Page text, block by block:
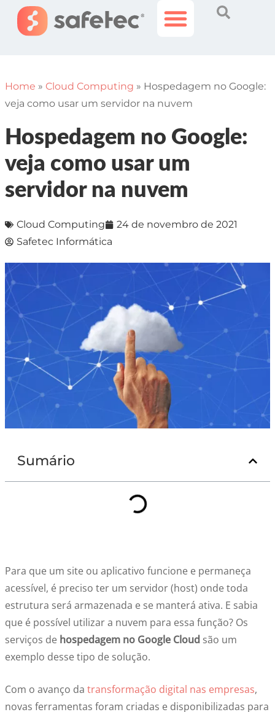
Home » Cloud Computing » Hospedagem no Google:
veja como usar um servidor na nuvem
Hospedagem no Google:
veja como usar um
servidor na nuvem
Cloud Computing
24 de novembro de 2021
Safetec Informática
Sumário
Para que um site ou aplicativo funcione e permaneça
acessível, é preciso ter um servidor (host) onde toda
estrutura será armazenada e se manterá ativa. E sabia
que é possível utilizar a nuvem para essa função? Os
serviços de hospedagem no Google Cloud são um
exemplo desse tipo de solução.
Com o avanço da transformação digital nas empresas,
novas ferramentas foram criadas e disponibilizadas para